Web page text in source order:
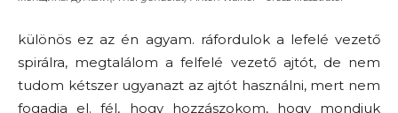
különös ez az én agyam. ráfordulok a lefelé vezető
spirálra, megtalálom a felfelé vezető ajtót, de nem
tudom kétszer ugyanazt az ajtót használni, mert nem
fogadja el. fél, hogy hozzászokom, hogy mondjuk